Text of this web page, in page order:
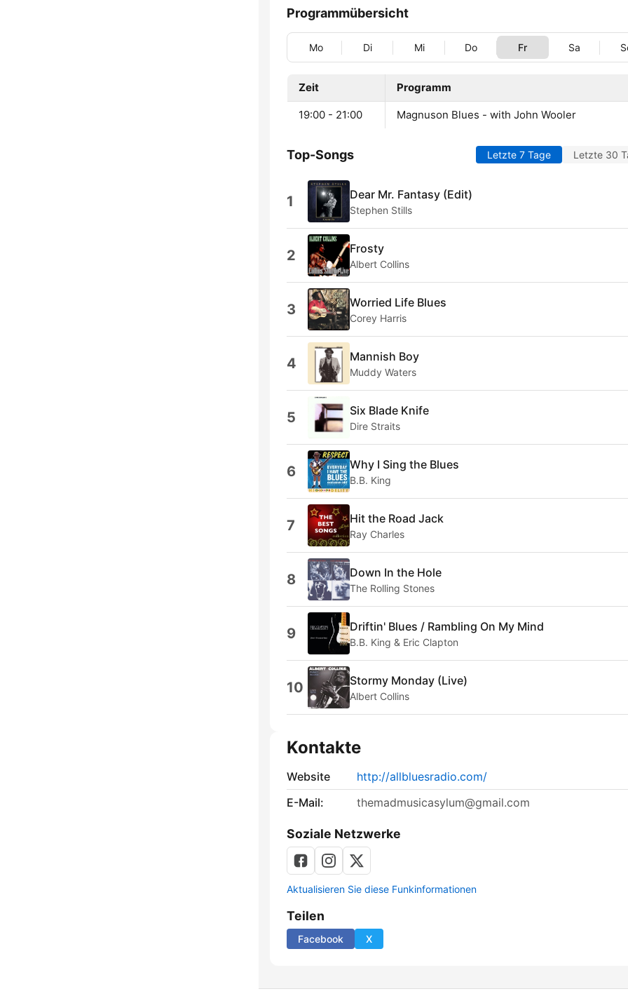
Programmübersicht
Mo Di Mi Do Fr Sa
Zeit Programm
19:00 - 21:00 Magnuson Blues - with John Wooler
Top-Songs Letzte 7 Tage Letzte 30
1 Dear Mr. Fantasy (Edit)
Stephen Stills
2 Frosty
Albert Collins
3 Worried Life Blues
Corey Harris
4 Mannish Boy
Muddy Waters
5 Six Blade Knife
Dire Straits
6 Why I Sing the Blues
B.B. King
7 Hit the Road Jack
Ray Charles
8 Down In the Hole
The Rolling Stones
9 Driftin' Blues / Rambling On My Mind
B.B. King & Eric Clapton
10 Stormy Monday (Live)
Albert Collins
Kontakte
Website
http://allbluesradio.com/
E-Mail:
themadmusicasylum@gmail.com
Soziale Netzwerke
Aktualisieren Sie diese Funkinformationen
Teilen
Facebook X